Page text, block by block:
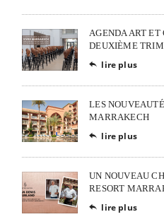
AGENDA ART
DEUXIÈME
 lire plus
LES
MARRAKECH
 lire plus
UN NOUVEAU
RESORT
 lire plus